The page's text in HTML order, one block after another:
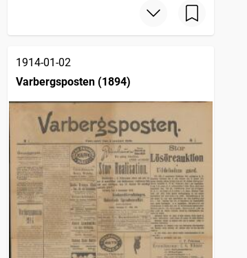
1914-01-02
Varbergsposten (1894)